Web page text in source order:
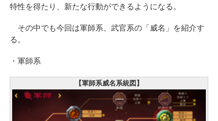
特性を得たり、新たな行動ができるようになる。
その中でも今回は軍師系、武官系の「威名」を紹介す
る。
・軍師系
【軍師系威名系統図】